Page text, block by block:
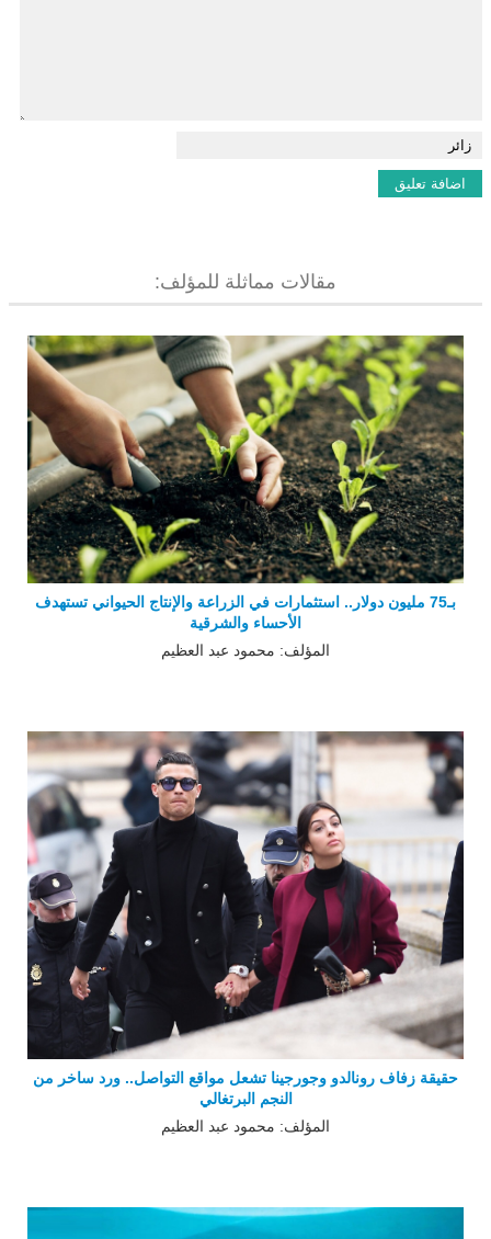
مقالات مماثلة للمؤلف:
بـ75 مليون دولار.. استثمارات في الزراعة والإنتاج الحيواني تستهدف
الأحساء والشرقية
المؤلف: محمود عبد العظيم
حقيقة زفاف رونالدو وجورجينا تشعل مواقع التواصل.. ورد ساخر من
النجم البرتغالي
المؤلف: محمود عبد العظيم